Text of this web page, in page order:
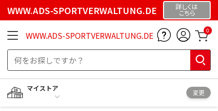
WWW.ADS-SPORTVERWALTUNG.DE 詳しくは
こちら
WWW.ADS-SPORTVERWALTUNG.DE 0
マイストア
変更